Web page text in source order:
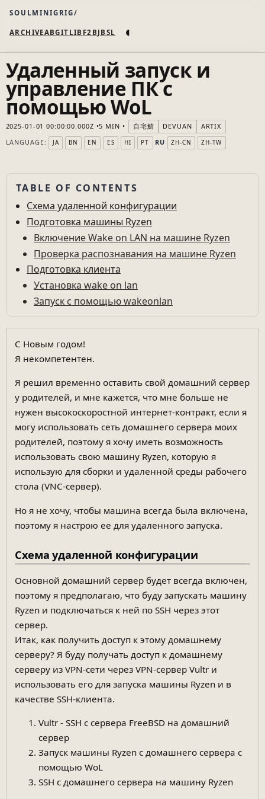
SOULMINIGRIG
ARCHIVEABGIT LIB F2B JB SL ◐
Удаленный запуск и
управление ПК с
помощью WoL
2025-01-01 00:00:00.000Z 5 MIN 自宅鯖 DEVUAN
ARTIX
LANGUAGE:
JA BN EN ES HI PT RU ZH-CN ZH-TW
TABLE OF CONTENTS
Схема удаленной конфигурации
Подготовка машины Ryzen
Включение Wake on LAN на машине Ryzen
Проверка распознавания на машине Ryzen
Подготовка клиента
Установка wake on lan
Запуск с помощью wakeonlan
С Новым годом!
Я некомпетентен.
Я решил временно оставить свой домашний сервер
у родителей, и мне кажется, что мне больше не
нужен высокоскоростной интернет-контракт, если я
могу использовать сеть домашнего сервера моих
родителей, поэтому я хочу иметь возможность
использовать свою машину Ryzen, которую я
использую для сборки и удаленной среды рабочего
стола (VNC-сервер).
Но я не хочу, чтобы машина всегда была включена,
поэтому я настрою ее для удаленного запуска.
Схема удаленной конфигурации
Основной домашний сервер будет всегда включен,
поэтому я предполагаю, что буду запускать машину
Ryzen и подключаться к ней по SSH через этот
сервер.
Итак, как получить доступ к этому домашнему
серверу? Я буду получать доступ к домашнему
серверу из VPN-сети через VPN-сервер Vultr и
использовать его для запуска машины Ryzen и в
качестве SSH-клиента.
Vultr - SSH с сервера FreeBSD на домашний
сервер
Запуск машины Ryzen с домашнего сервера с
помощью WoL
SSH с домашнего сервера на машину Ryzen